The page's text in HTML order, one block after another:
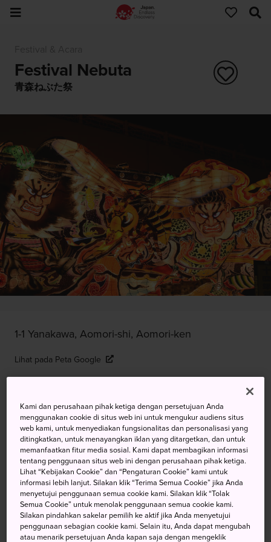
Festival Nebuta
青森ねぶた祭
1-1 Yanakawa, Aomori-shi, Aomori-ken
Lihat pada Peta Google
KATA KUNCI PETA
Wahana Tiga Dimensi yang
Memukau Menyinari Malam
Secara Menakjubkan
Kami dan perusahaan pihak ketiga dengan persetujuan Anda
menggunakan cookie di situs web ini untuk mengukur audiens situs
web kami, untuk menyediakan fungsionalitas dan personalisasi yang
ditingkatkan, untuk menayangkan iklan yang ditargetkan, dan untuk
memanfaatkan fitur media sosial. Kami dapat membagikan informasi
tentang penggunaan situs web ini dengan perusahaan pihak ketiga.
Lihat “Kebijakan Cookie” dan “Pengaturan Cookie” kami untuk
informasi lebih lanjut. Silakan klik “Terima Semua Cookie” jika Anda
menyetujui penggunaan semua cookie kami. Silakan klik “Tolak
Semua Cookie” untuk menolak penggunaan semua cookie kami.
Silakan pindahkan sakelar pemilih ke aktif jika Anda menyetujui
penggunaan sebagian cookie kami. Selain itu, Anda dapat mengubah
atau menarik persetujuan Anda kapan saja dengan mengeklik